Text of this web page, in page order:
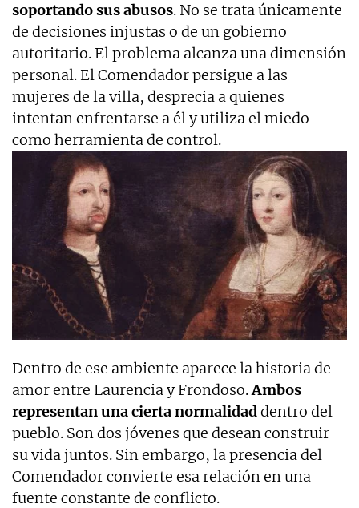
soportando sus abusos. No se trata únicamente
de decisiones injustas o de un gobierno
autoritario. El problema alcanza una dimensión
personal. El Comendador persigue a las
mujeres de la villa, desprecia a quienes
intentan enfrentarse a él y utiliza el miedo
como herramienta de control.
Dentro de ese ambiente aparece la historia de
amor entre Laurencia y Frondoso.Ambos
representan una cierta normalidaddentro del
pueblo. Son dos jóvenes que desean construir
su vida juntos. Sin embargo, la presencia del
Comendador convierte esa relación en una
fuente constante de conflicto.